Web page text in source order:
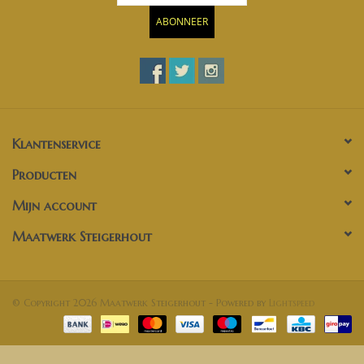
ABONNEER
Klantenservice
Producten
Mijn account
Maatwerk Steigerhout
© Copyright 2026 Maatwerk Steigerhout - Powered by Lightspeed